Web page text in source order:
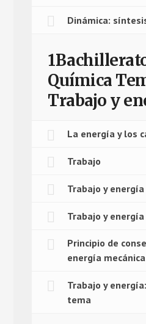
Dinámica:
Química
Trabajo y
La energía y los
Trabajo
Trabajo y
Trabajo y
Principio de
energía mecánica
Trabajo y
tema